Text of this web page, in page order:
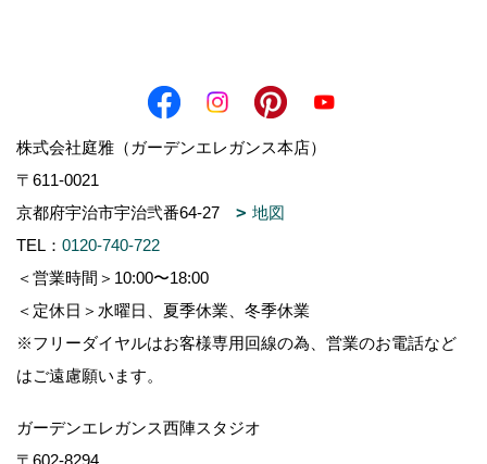
株式会社庭雅（ガーデンエレガンス本店）
〒611-0021
京都府宇治市宇治弐番64-27
地図
TEL： 0120-740-722
＜営業時間＞10:00〜18:00
＜定休日＞水曜日、夏季休業、冬季休業
※フリーダイヤルはお客様専用回線の為、営業のお電話など
はご遠慮願います。
ガーデンエレガンス西陣スタジオ
〒602-8294